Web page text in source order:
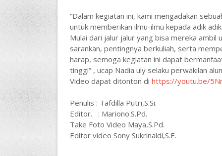
“Dalam kegiatan ini, kami mengadakan
untuk memberikan ilmu-ilmu kepada adik
Mulai dari jalur jalur yang bisa mereka
sarankan, pentingnya berkuliah, serta
harap, semoga kegiatan ini dapat
tinggi” , ucap Nadia uly selaku perwakilan
Video dapat ditonton di https://youtu.be/
Penulis : Tafdilla Putri,S.Si.
Editor. : Mariono.S.Pd.
Take Foto Video Maya,S.Pd.
Editor video Sony Sukrinaldi,S.E.